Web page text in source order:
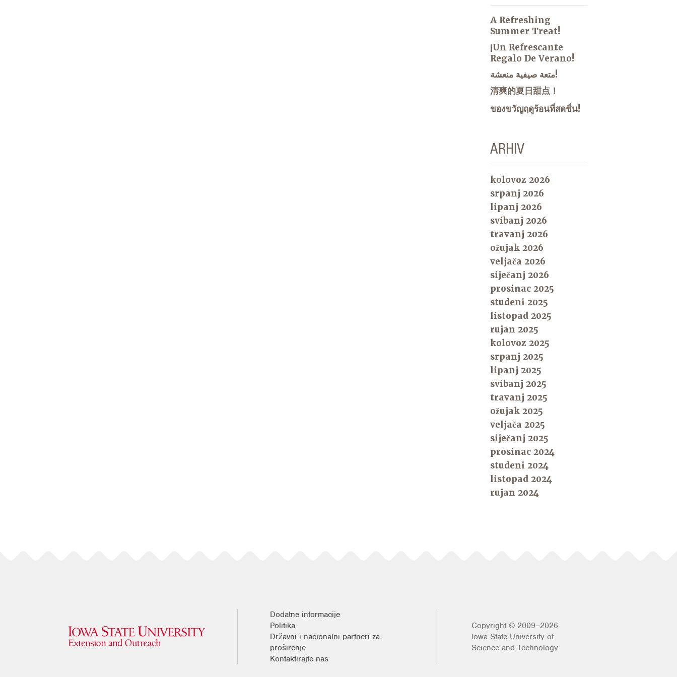
A Refreshing
Summer Treat!
¡Un Refrescante
Regalo De Verano!
متعة صيفية منعشة!
清爽的夏日甜点！
ของขวัญฤดูร้อนที่สดชื่น!
ARHIV
kolovoz 2026
srpanj 2026
lipanj 2026
svibanj 2026
travanj 2026
ožujak 2026
veljača 2026
siječanj 2026
prosinac 2025
studeni 2025
listopad 2025
rujan 2025
kolovoz 2025
srpanj 2025
lipanj 2025
svibanj 2025
travanj 2025
ožujak 2025
veljača 2025
siječanj 2025
prosinac 2024
studeni 2024
listopad 2024
rujan 2024
Dodatne informacije
Politika
Državni i nacionalni partneri za
proširenje
Kontaktirajte nas
Copyright © 2009–2026
Iowa State University of
Science and Technology